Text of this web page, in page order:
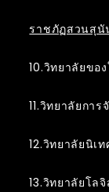
ราชภัฏสวนสุนั
10.วิทยาลัยขอ
11.วิทยาลัยกา
12.วิทยาลัยนิเ
13.วิทยาลัยโล